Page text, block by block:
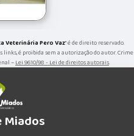
Veterinária Pero Vaz" é de direito reservado.
links, é proibida sem a autorização do autor. Crime
–Lei 9610/98 - Lei de direitos autorais.
Miados